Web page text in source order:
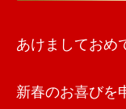
あけましておめ
新春のお喜びを